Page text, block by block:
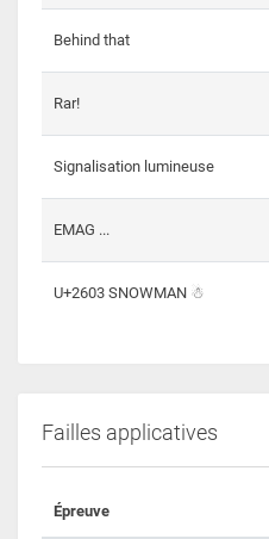
Behind that
Rar!
Signalisation lumineuse
EMAG ...
U+2603 SNOWMAN ☃
Failles applicatives
Épreuve